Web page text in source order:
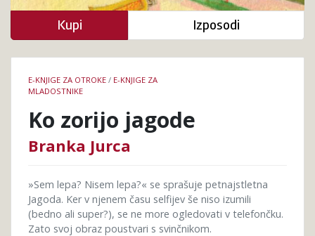
knjige
E-KNJIGE ZA OTROKE / E-KNJIGE ZA
MLADOSTNIKE
Ko zorijo jagode
Branka Jurca
»Sem lepa? Nisem lepa?« se sprašuje petnajstletna
Jagoda. Ker v njenem času selfijev še niso izumili
(bedno ali super?), se ne more ogledovati v telefončku.
Zato svoj obraz poustvari s svinčnikom.
Kupi Izposodi